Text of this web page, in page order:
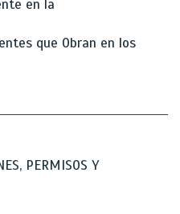
en la
que Obran en los
PERMISOS Y